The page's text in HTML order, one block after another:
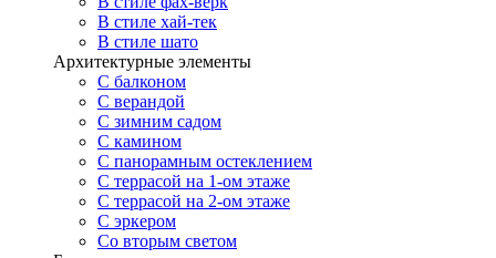
В стиле хай-тек
В стиле шато
Архитектурные элементы
С балконом
С верандой
С зимним садом
С камином
С панорамным остеклением
С террасой на 1-ом этаже
С террасой на 2-ом этаже
С эркером
Со вторым светом